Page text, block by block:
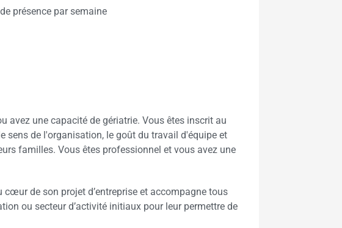
présence par semaine
avez une capacité de gériatrie. Vous êtes inscrit au
sens de l'organisation, le goût du travail d'équipe et
familles. Vous êtes professionnel et vous avez une
de son projet d’entreprise et accompagne tous
ou secteur d’activité initiaux pour leur permettre de